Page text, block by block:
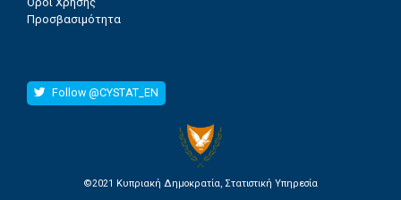
©2021 Κυπριακή Δημοκρατία, Στατιστική Υπηρεσία
Προσβασιμότητα
Follow @CYSTAT_EN